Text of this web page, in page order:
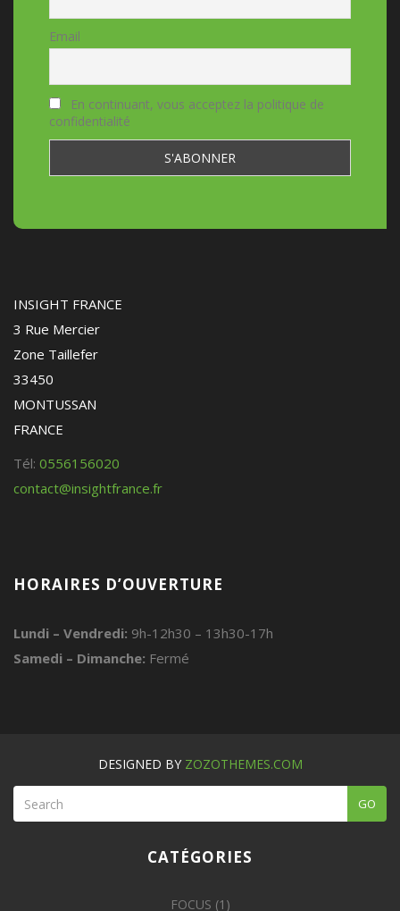
Email
En continuant, vous acceptez la politique de
confidentialité
INSIGHT FRANCE
3 Rue Mercier
Zone Taillefer
33450
MONTUSSAN
FRANCE
Tél: 0556156020
contact@insightfrance.fr
HORAIRES D’OUVERTURE
Lundi – Vendredi: 9h-12h30 – 13h30-17h
Samedi – Dimanche: Fermé
DESIGNED BY ZOZOTHEMES.COM
GO
CATÉGORIES
FOCUS (1)